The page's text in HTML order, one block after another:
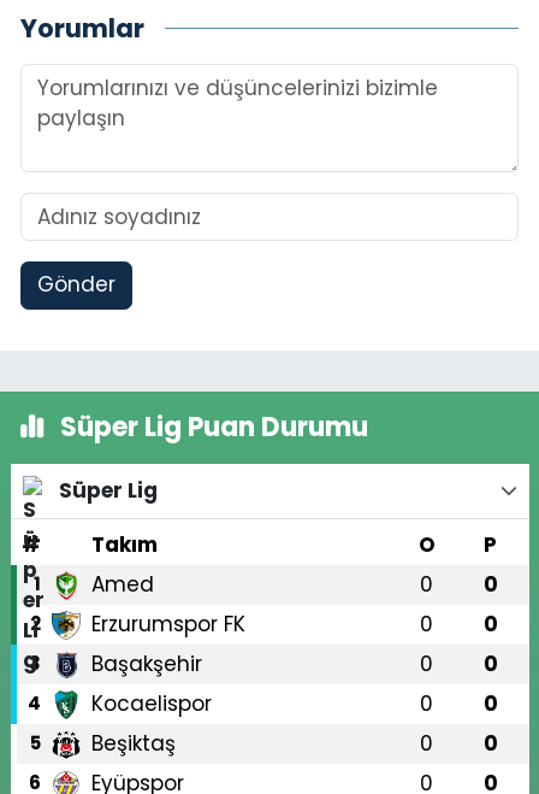
Yorumlar
Gönder
Süper Lig Puan Durumu
Süper Lig
#
Takım O P
1 Amed 0 0
2 Erzurumspor FK 0 0
3 Başakşehir 0 0
4 Kocaelispor 0 0
5 Beşiktaş 0 0
6 Eyüpspor 0 0